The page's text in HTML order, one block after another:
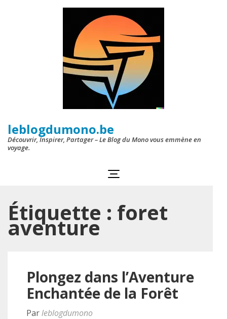
leblogdumono.be
Découvrir, Inspirer, Partager – Le Blog du Mono vous emmène en
voyage.
Étiquette : foret
aventure
Plongez dans l’Aventure
Enchantée de la Forêt
Parleblogdumono